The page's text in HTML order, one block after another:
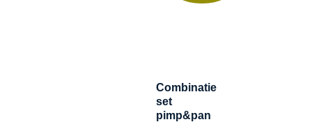
Combinatie
set
pimp&pan